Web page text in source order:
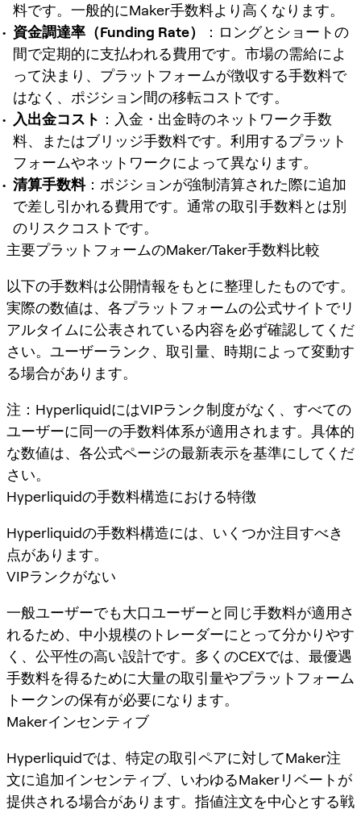
料です。一般的にMaker手数料より高くなります。
資金調達率（Funding Rate）
：ロングとショートの
間で定期的に支払われる費用です。市場の需給によ
って決まり、プラットフォームが徴収する手数料で
はなく、ポジション間の移転コストです。
入出金コスト ：入金・出金時のネットワーク手数
料、またはブリッジ手数料です。利用するプラット
フォームやネットワークによって異なります。
清算手数料：ポジションが強制清算された際に追加
で差し引かれる費用です。通常の取引手数料とは別
のリスクコストです。
主要プラットフォームのMaker/Taker手数料比較
以下の手数料は公開情報をもとに整理したものです。
実際の数値は、各プラットフォームの公式サイトでリ
アルタイムに公表されている内容を必ず確認してくだ
さい。ユーザーランク、取引量、時期によって変動す
る場合があります。
注：HyperliquidにはVIPランク制度がなく、すべての
ユーザーに同一の手数料体系が適用されます。具体的
な数値は、各公式ページの最新表示を基準にしてくだ
さい。
Hyperliquidの手数料構造における特徴
Hyperliquidの手数料構造には、いくつか注目すべき
点があります。
VIPランクがない
一般ユーザーでも大口ユーザーと同じ手数料が適用さ
れるため、中小規模のトレーダーにとって分かりやす
く、公平性の高い設計です。多くのCEXでは、最優遇
手数料を得るために大量の取引量やプラットフォーム
トークンの保有が必要になります。
Makerインセンティブ
Hyperliquidでは、特定の取引ペアに対してMaker注
文に追加インセンティブ、いわゆるMakerリベートが
提供される場合があります。指値注文を中心とする戦